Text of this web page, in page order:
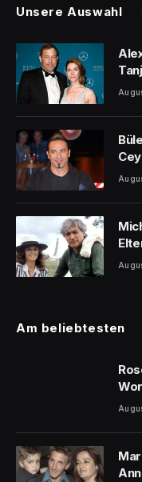
Unsere Auswahl
Am beliebtesten